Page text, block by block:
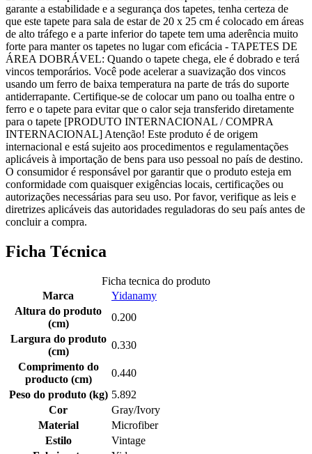
garante a estabilidade e a segurança dos tapetes, tenha certeza de
que este tapete para sala de estar de 20 x 25 cm é colocado em áreas
de alto tráfego e a parte inferior do tapete tem uma aderência muito
forte para manter os tapetes no lugar com eficácia - TAPETES DE
ÁREA DOBRÁVEL: Quando o tapete chega, ele é dobrado e terá
vincos temporários. Você pode acelerar a suavização dos vincos
usando um ferro de baixa temperatura na parte de trás do suporte
antiderrapante. Certifique-se de colocar um pano ou toalha entre o
ferro e o tapete para evitar que o calor seja transferido diretamente
para o tapete [PRODUTO INTERNACIONAL / COMPRA
INTERNACIONAL] Atenção! Este produto é de origem
internacional e está sujeito aos procedimentos e regulamentações
aplicáveis à importação de bens para uso pessoal no país de destino.
O consumidor é responsável por garantir que o produto esteja em
conformidade com quaisquer exigências locais, certificações ou
autorizações necessárias para seu uso. Por favor, verifique as leis e
diretrizes aplicáveis das autoridades reguladoras do seu país antes de
concluir a compra.
Ficha Técnica
Ficha tecnica do produto
Marca
Yidanamy
Altura do produto
(cm)
0.200
Largura do produto
(cm)
0.330
Comprimento do
producto (cm)
0.440
Peso do produto (kg) 5.892
Cor
Gray/Ivory
Material
Microfiber
Estilo
Vintage